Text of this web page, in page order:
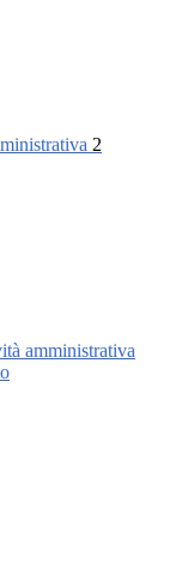
2
amministrativa